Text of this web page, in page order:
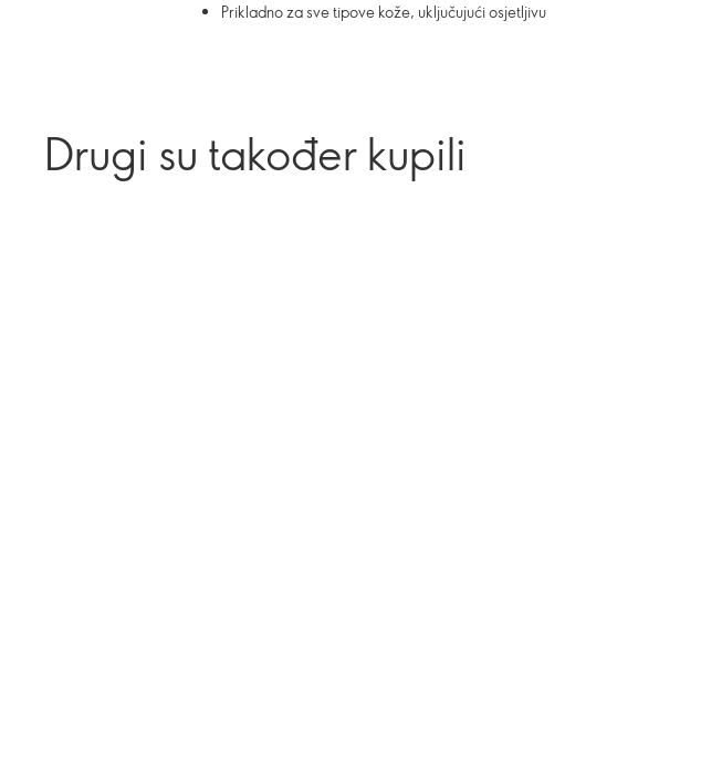
Prikladno za sve tipove kože, uključujući osjetljivu
Drugi su također kupili